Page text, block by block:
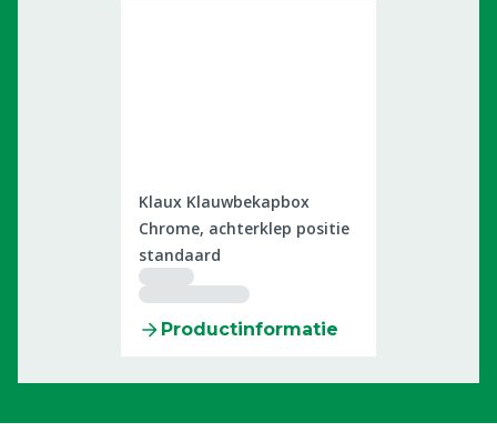
Klaux Klauwbekapbox
Chrome, achterklep positie
standaard
Productinformatie